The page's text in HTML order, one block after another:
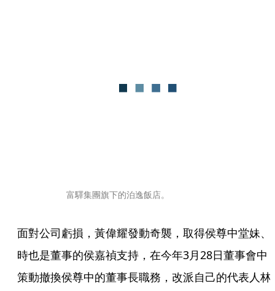
富驛集團旗下的泊逸飯店。
面對公司虧損，黃偉耀發動奇襲，取得侯尊中堂妹、
時也是董事的侯嘉禎支持，在今年3月28日董事會中
策動撤換侯尊中的董事長職務，改派自己的代表人林